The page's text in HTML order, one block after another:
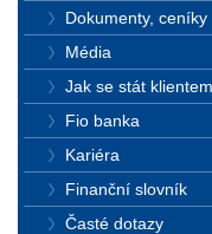
Dokumenty, ceníky
Média
Jak se stát klientem
Fio banka
Kariéra
Finanční slovník
Časté dotazy